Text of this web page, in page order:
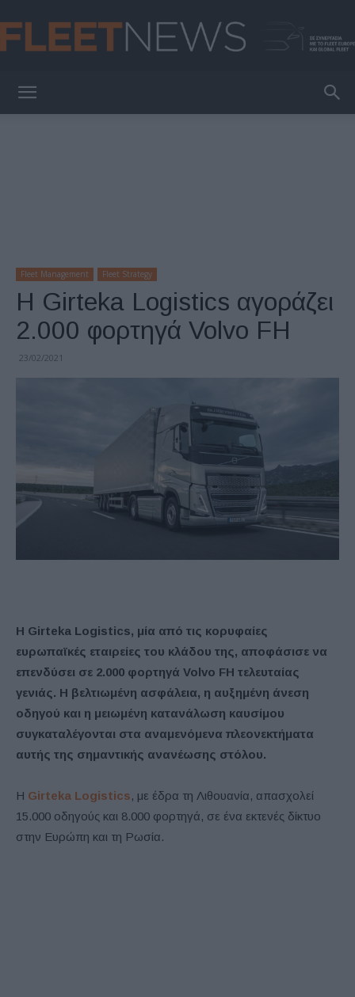
Fleet Management Fleet Strategy
Η Girteka Logistics αγοράζει
2.000 φορτηγά Volvo FH
23/02/2021
Η Girteka Logistics, μία από τις κορυφαίες
ευρωπαϊκές εταιρείες του κλάδου της, αποφάσισε να
επενδύσει σε 2.000 φορτηγά Volvo FH τελευταίας
γενιάς. Η βελτιωμένη ασφάλεια, η αυξημένη άνεση
οδηγού και η μειωμένη κατανάλωση καυσίμου
συγκαταλέγονται στα αναμενόμενα πλεονεκτήματα
αυτής της σημαντικής ανανέωσης στόλου.
Η Girteka Logistics, με έδρα τη Λιθουανία, απασχολεί
15.000 οδηγούς και 8.000 φορτηγά, σε ένα εκτενές δίκτυο
στην Ευρώπη και τη Ρωσία.